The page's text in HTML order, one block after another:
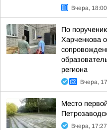
Вчера, 18:00
По
Харченкова
региона
Вчера,
Место
Вчера, 17:27